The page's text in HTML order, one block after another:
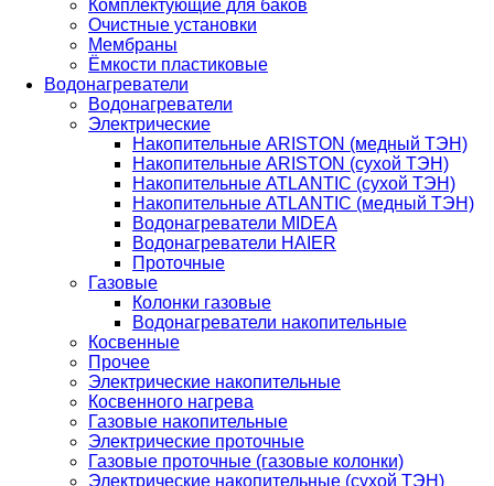
Комплектующие для баков
Очистные установки
Мембраны
Ёмкости пластиковые
Водонагреватели
Водонагреватели
Электрические
Накопительные ARISTON (медный ТЭН)
Накопительные ARISTON (сухой ТЭН)
Накопительные ATLANTIC (сухой ТЭН)
Накопительные ATLANTIC (медный ТЭН)
Водонагреватели MIDEA
Водонагреватели HAIER
Проточные
Газовые
Колонки газовые
Водонагреватели накопительные
Косвенные
Прочее
Электрические накопительные
Косвенного нагрева
Газовые накопительные
Электрические проточные
Газовые проточные (газовые колонки)
Электрические накопительные (сухой ТЭН)